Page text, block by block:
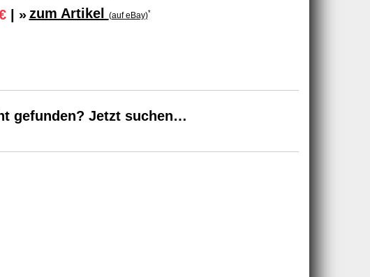
| » zum Artikel (auf eBay)*
gefunden? Jetzt suchen…